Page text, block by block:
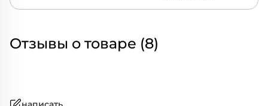
Отзывы о товаре (8)